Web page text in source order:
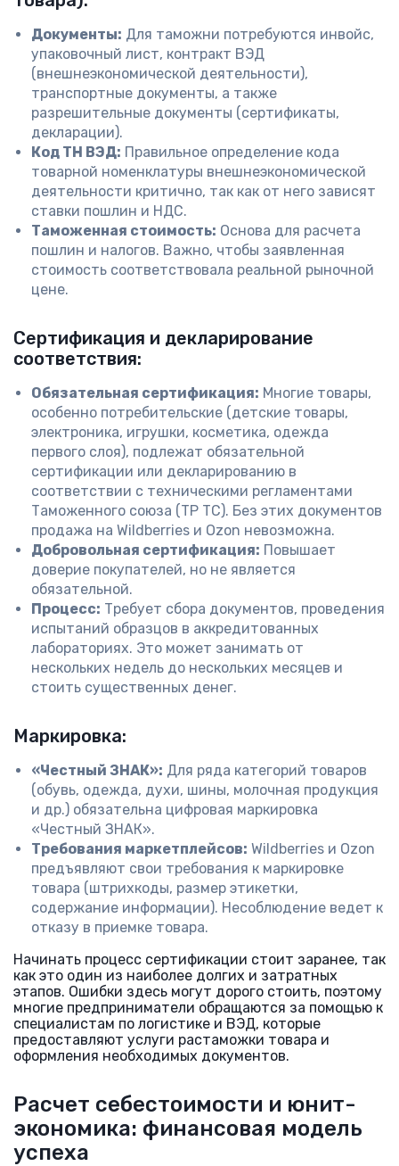
Документы: Для таможни потребуются инвойс,
упаковочный лист, контракт ВЭД
(внешнеэкономической деятельности),
транспортные документы, а также
разрешительные документы (сертификаты,
декларации).
Код ТН ВЭД: Правильное определение кода
товарной номенклатуры внешнеэкономической
деятельности критично, так как от него зависят
ставки пошлин и НДС.
Таможенная стоимость: Основа для расчета
пошлин и налогов. Важно, чтобы заявленная
стоимость соответствовала реальной рыночной
цене.
Сертификация и декларирование
соответствия:
Обязательная сертификация: Многие товары,
особенно потребительские (детские товары,
электроника, игрушки, косметика, одежда
первого слоя), подлежат обязательной
сертификации или декларированию в
соответствии с техническими регламентами
Таможенного союза (ТР ТС). Без этих документов
продажа на Wildberries и Ozon невозможна.
Добровольная сертификация: Повышает
доверие покупателей, но не является
обязательной.
Процесс: Требует сбора документов, проведения
испытаний образцов в аккредитованных
лабораториях. Это может занимать от
нескольких недель до нескольких месяцев и
стоить существенных денег.
Маркировка:
«Честный ЗНАК»: Для ряда категорий товаров
(обувь, одежда, духи, шины, молочная продукция
и др.) обязательна цифровая маркировка
«Честный ЗНАК».
Требования маркетплейсов: Wildberries и Ozon
предъявляют свои требования к маркировке
товара (штрихкоды, размер этикетки,
содержание информации). Несоблюдение ведет к
отказу в приемке товара.
Начинать процесс сертификации стоит заранее, так
как это один из наиболее долгих и затратных
этапов. Ошибки здесь могут дорого стоить, поэтому
многие предприниматели обращаются за помощью к
специалистам по логистике и ВЭД, которые
предоставляют услуги растаможки товара и
оформления необходимых документов.
Расчет себестоимости и юнит-
экономика: финансовая модель
успеха